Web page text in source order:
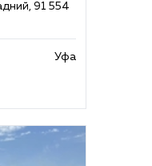
91 554
Уфа